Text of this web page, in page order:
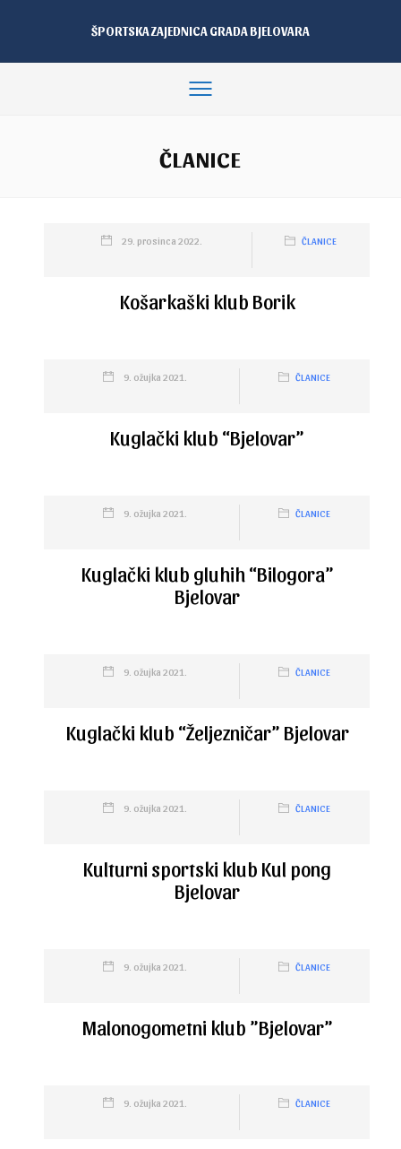
ŠPORTSKA ZAJEDNICA GRADA BJELOVARA
ČLANICE
29. prosinca 2022. ČLANICE
Košarkaški klub Borik
9. ožujka 2021. ČLANICE
Kuglački klub “Bjelovar”
9. ožujka 2021. ČLANICE
Kuglački klub gluhih “Bilogora”
Bjelovar
9. ožujka 2021. ČLANICE
Kuglački klub “Željezničar” Bjelovar
9. ožujka 2021. ČLANICE
Kulturni sportski klub Kul pong
Bjelovar
9. ožujka 2021. ČLANICE
Malonogometni klub ”Bjelovar”
9. ožujka 2021. ČLANICE